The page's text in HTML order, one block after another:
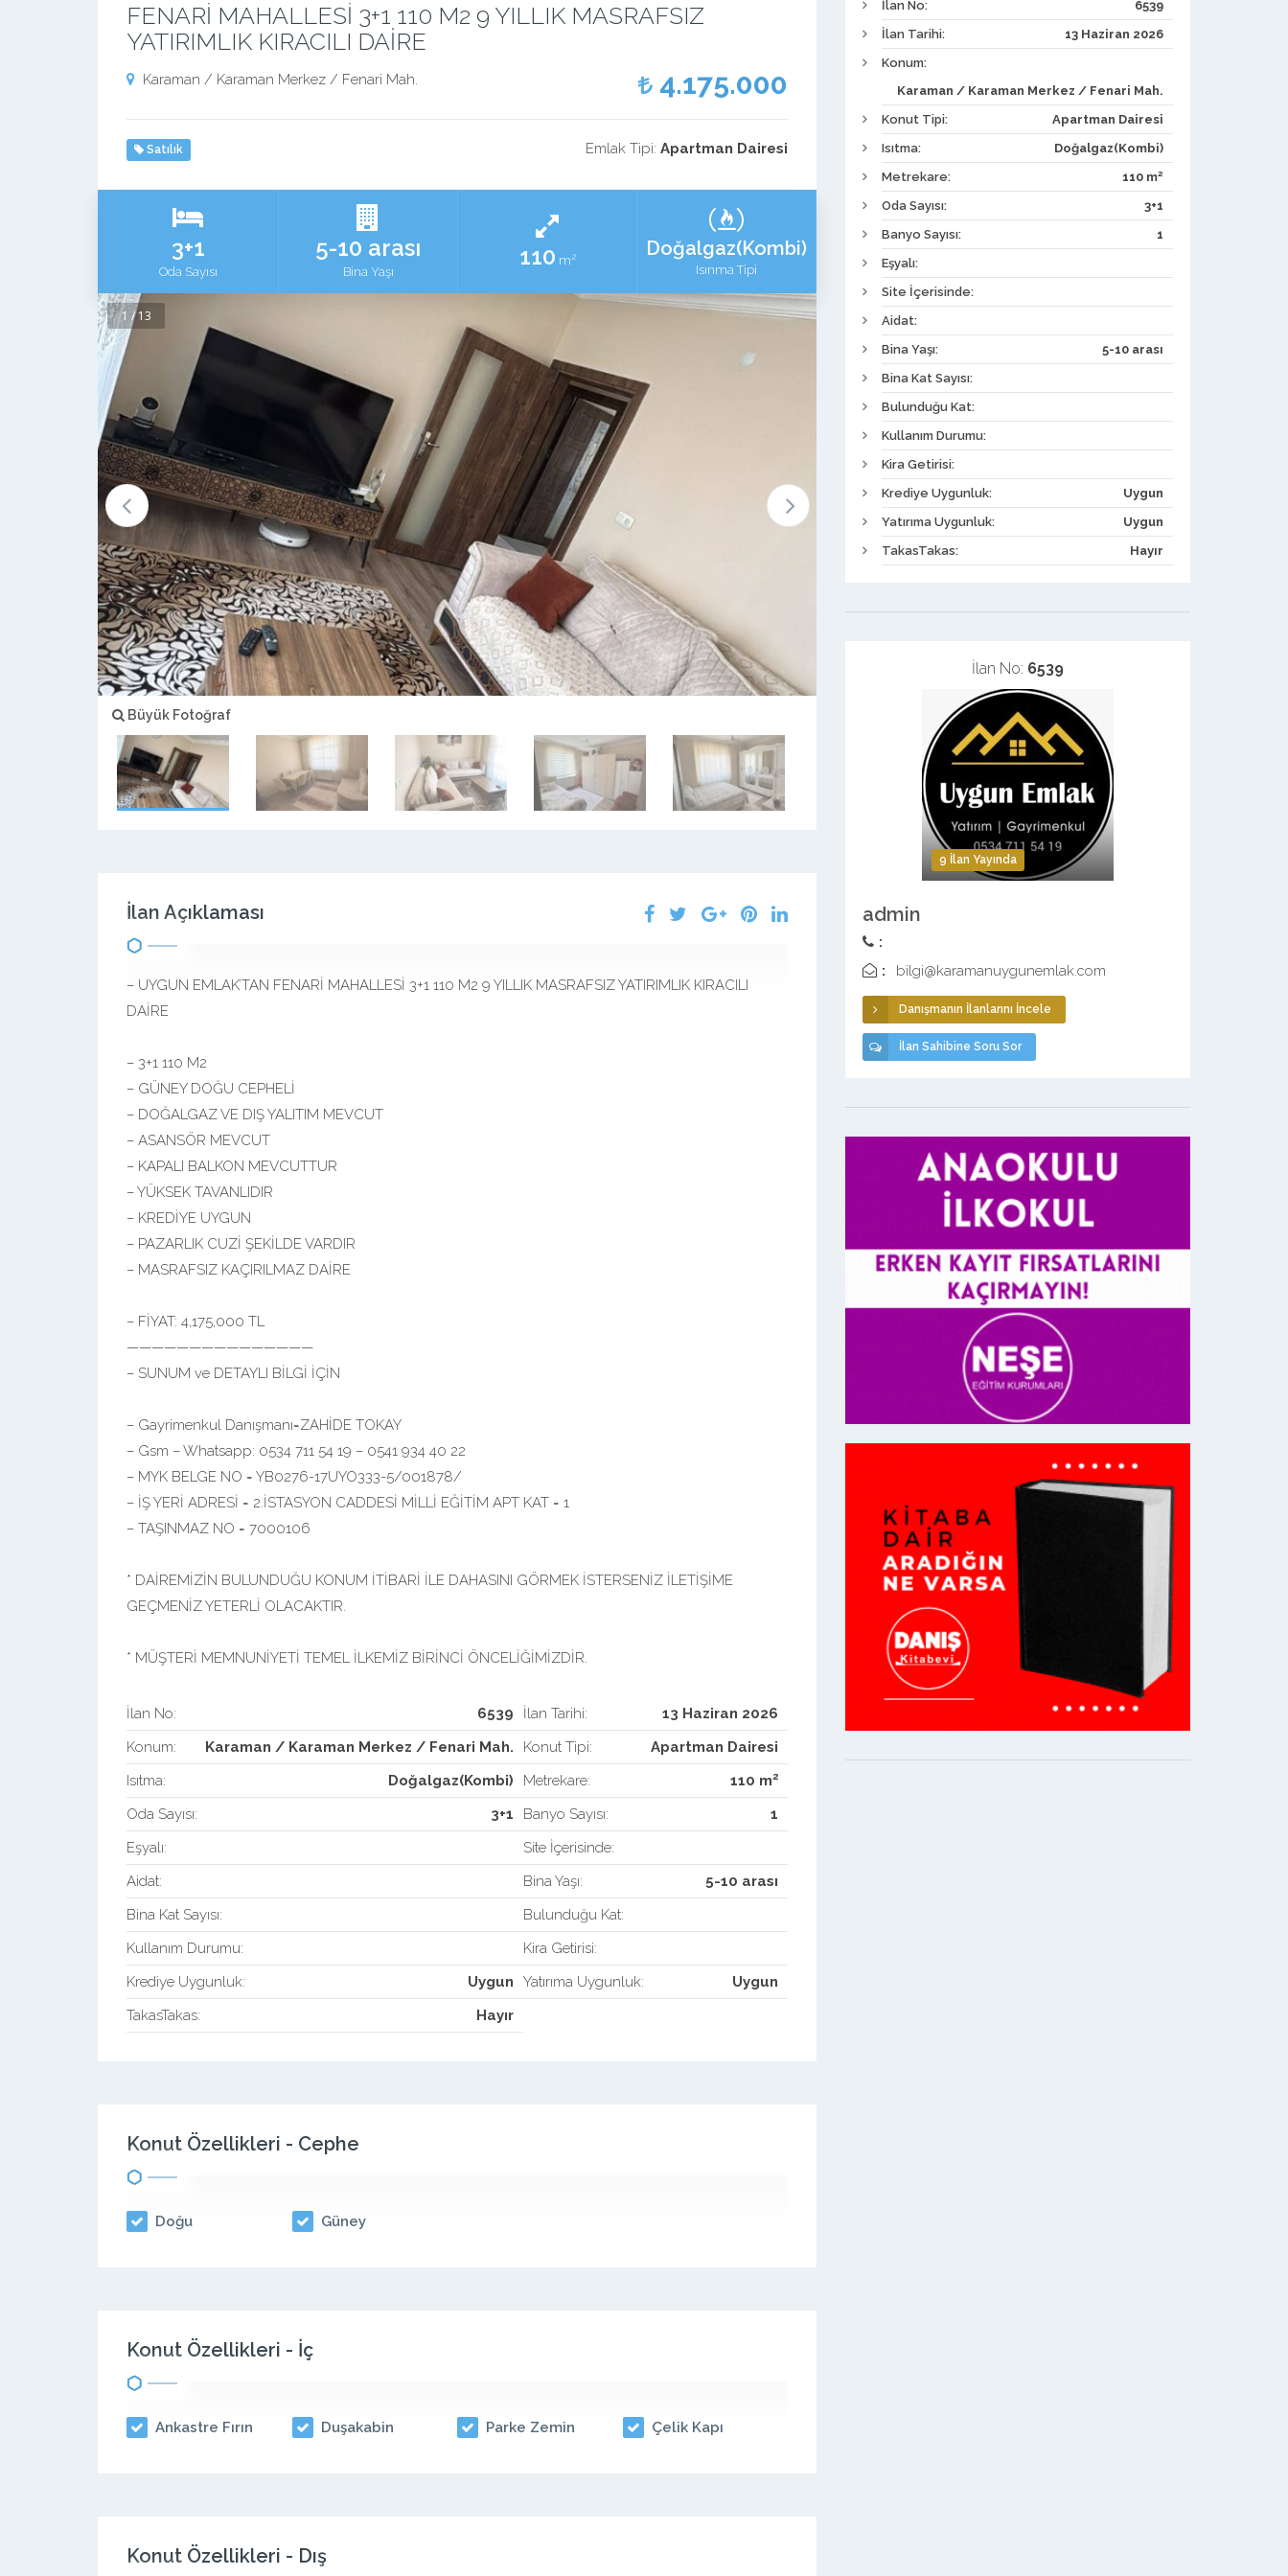
FENARİ MAHALLESİ 3+1 110 M2 9 YILLIK MASRAFSIZ
YATIRIMLIK KIRACILI DAİRE
4.175.000
Karaman / Karaman Merkez / Fenari Mah.
Satılık Emlak Tipi: Apartman Dairesi
3+1
Oda Sayısı
5-10 arası
Bina Yaşı
110 m2 Doğalgaz(Kombi)
Isınma Tipi
1 / 13
Büyük Fotoğraf
İlan Açıklaması
– UYGUN EMLAK’TAN FENARİ MAHALLESİ 3+1 110 M2 9 YILLIK MASRAFSIZ YATIRIMLIK KIRACILI
DAİRE
– 3+1 110 M2
– GÜNEY DOĞU CEPHELİ
– DOĞALGAZ VE DIŞ YALITIM MEVCUT
– ASANSÖR MEVCUT
– KAPALI BALKON MEVCUTTUR
– YÜKSEK TAVANLIDIR
– KREDİYE UYGUN
– PAZARLIK CUZİ ŞEKİLDE VARDIR
– MASRAFSIZ KAÇIRILMAZ DAİRE
– FİYAT: 4,175,000 TL
———————————————
– SUNUM ve DETAYLI BİLGİ İÇİN
– Gayrimenkul Danışmanı=ZAHİDE TOKAY
– Gsm – Whatsapp: 0534 711 54 19 – 0541 934 40 22
– MYK BELGE NO = YB0276-17UYO333-5/001878/
– İŞ YERİ ADRESİ = 2.İSTASYON CADDESİ MİLLİ EĞİTİM APT KAT = 1
– TAŞINMAZ NO = 7000106
* DAİREMİZİN BULUNDUĞU KONUM İTİBARİ İLE DAHASINI GÖRMEK İSTERSENİZ İLETİŞİME
GEÇMENİZ YETERLİ OLACAKTIR.
* MÜŞTERİ MEMNUNİYETİ TEMEL İLKEMİZ BİRİNCİ ÖNCELİĞİMİZDİR.
İlan No: 6539 İlan Tarihi:
13 Haziran 2026
Konum:
Karaman / Karaman Merkez / Fenari Mah. Konut Tipi:
Apartman Dairesi
Isıtma:
Doğalgaz(Kombi) Metrekare: 110 m2
Oda Sayısı: 3+1 Banyo Sayısı:
1
Eşyalı:
Site İçerisinde:
Aidat:
Bina Yaşı:
5-10 arası
Bina Kat Sayısı:
Bulunduğu Kat:
Kullanım Durumu:
Kira Getirisi:
Krediye Uygunluk:
Uygun Yatırıma Uygunluk:
Uygun
TakasTakas:
Hayır
Konut Özellikleri - Cephe
Doğu Güney
Konut Özellikleri - İç
Ankastre Fırın Duşakabin Parke Zemin Çelik Kapı
Konut Özellikleri - Dış
İlan No:
6539
İlan Tarihi:
13 Haziran 2026
Konum:
Karaman / Karaman Merkez / Fenari Mah.
Konut Tipi:
Apartman Dairesi
Isıtma:
Doğalgaz(Kombi)
Metrekare:
110 m2
Oda Sayısı:
3+1
Banyo Sayısı:
1
Eşyalı:
Site İçerisinde:
Aidat:
Bina Yaşı:
5-10 arası
Bina Kat Sayısı:
Bulunduğu Kat:
Kullanım Durumu:
Kira Getirisi:
Krediye Uygunluk:
Uygun
Yatırıma Uygunluk:
Uygun
TakasTakas:
Hayır
İlan No: 6539
9 İlan Yayında
admin
:
:
bilgi@karamanuygunemlak.com
Danışmanın İlanlarını İncele
İlan Sahibine Soru Sor